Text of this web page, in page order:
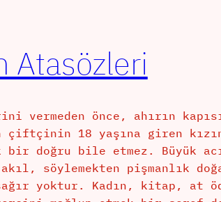
Atasözleri
vermeden önce, ahırın
18 yaşına giren
bir doğru bile etmez. Büyük
söylemekten pişmanlık
yoktur. Kadın, kitap, at